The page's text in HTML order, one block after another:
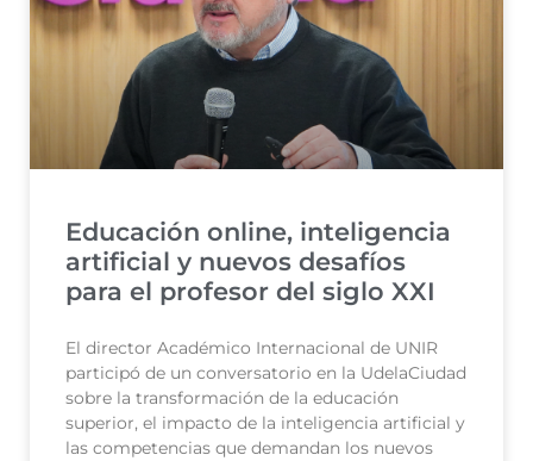
Educación online, inteligencia
artificial y nuevos desafíos
para el profesor del siglo XXI
El director Académico Internacional de UNIR
participó de un conversatorio en la UdelaCiudad
sobre la transformación de la educación
superior, el impacto de la inteligencia artificial y
las competencias que demandan los nuevos